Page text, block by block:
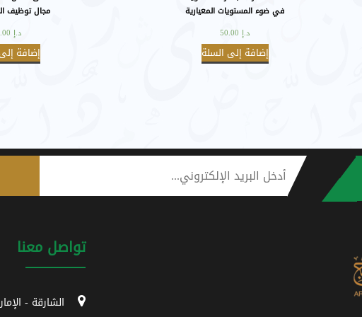
الأساسيَّة.
في ضوء المستويات المعيارية
د.إ
إضافة إلى السلة
مجال توظيف
د.إ
إضافة
تواصل معنا
الشارقة -